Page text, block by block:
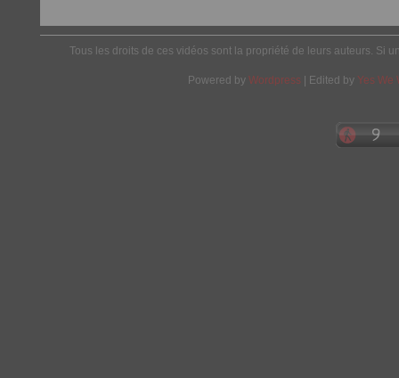
Tous les droits de ces vidéos sont la propriété de leurs auteurs. Si
Powered by Wordpress | Edited by Yes We